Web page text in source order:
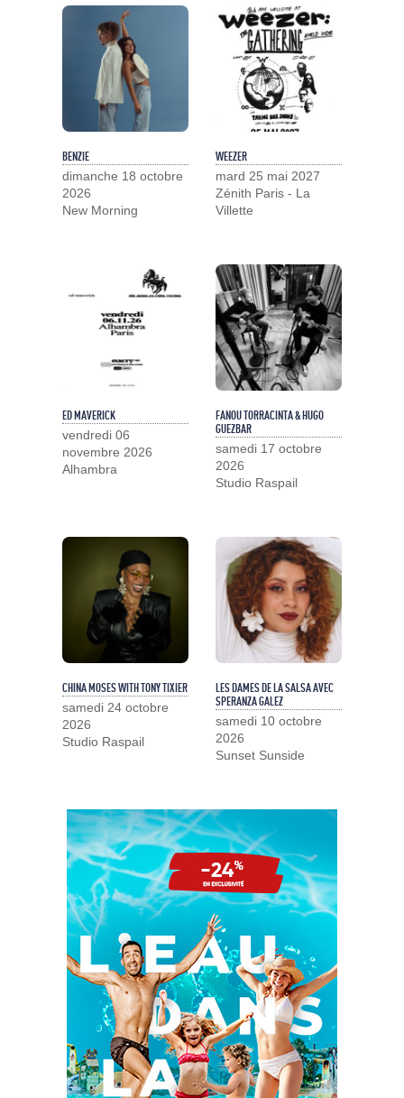
BENZIE
dimanche 18 octobre
2026
New Morning
WEEZER
mard 25 mai 2027
Zénith Paris - La
Villette
ED MAVERICK
vendredi 06
novembre 2026
Alhambra
FANOU TORRACINTA & HUGO
GUEZBAR
samedi 17 octobre
2026
Studio Raspail
CHINA MOSES WITH TONY TIXIER
samedi 24 octobre
2026
Studio Raspail
LES DAMES DE LA SALSA AVEC
SPERANZA GALEZ
samedi 10 octobre
2026
Sunset Sunside